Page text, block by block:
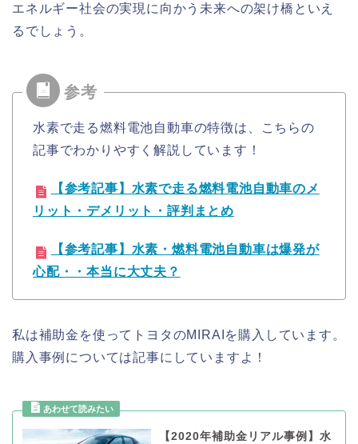
エネルギー社会の実現に向かう未来への架け橋といえ
るでしょう。
水素で走る燃料電池自動車の特徴は、こちらの
記事でわかりやすく解説しています！
【参考記事】水素で走る燃料電池自動車のメ
リット・デメリット・評判まとめ
【参考記事】水素・燃料電池自動車は爆発が
心配・・本当に大丈夫？
私は補助金を使ってトヨタのMIRAIを購入しています。
購入事例については記事にしていますよ！
【2020年補助金リアル事例】水